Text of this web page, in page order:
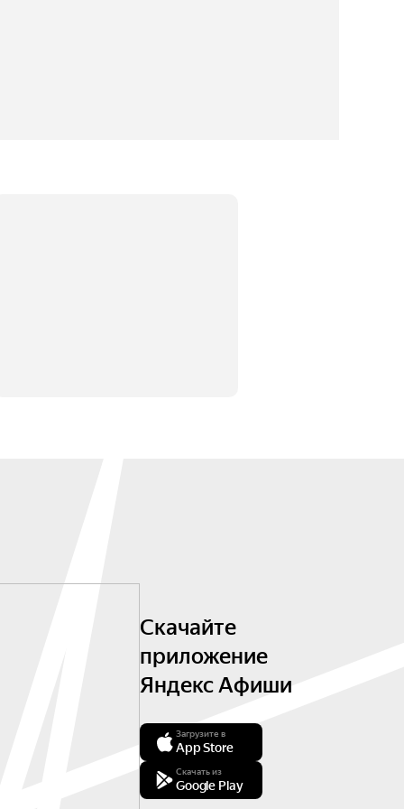
Скачайте
приложение
Яндекс Афиши
Загрузите в
App Store
Скачать из
Google Play